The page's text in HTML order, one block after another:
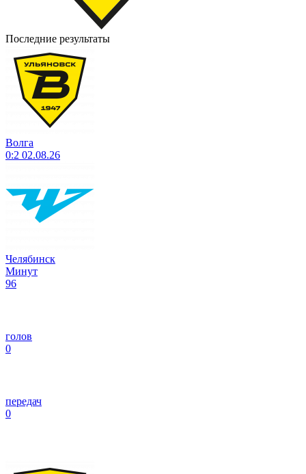
Последние результаты
Волга
0:2 02.08.26
Челябинск
Минут
96
голов
0
передач
0